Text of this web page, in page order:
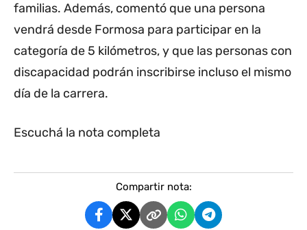
familias. Además, comentó que una persona
vendrá desde Formosa para participar en la
categoría de 5 kilómetros, y que las personas con
discapacidad podrán inscribirse incluso el mismo
día de la carrera.
Escuchá la nota completa
Compartir nota: